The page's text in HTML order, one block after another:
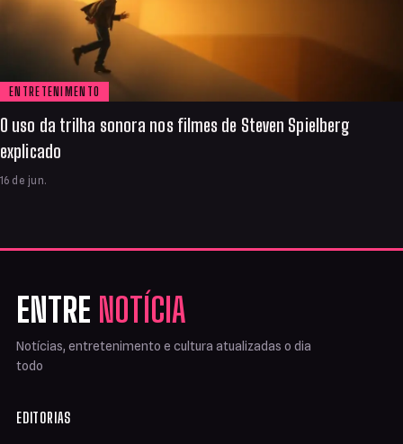
ENTRETENIMENTO
O uso da trilha sonora nos filmes de Steven Spielberg
explicado
16 de jun.
ENTRE NOTÍCIA
Notícias, entretenimento e cultura atualizadas o dia
todo
EDITORIAS